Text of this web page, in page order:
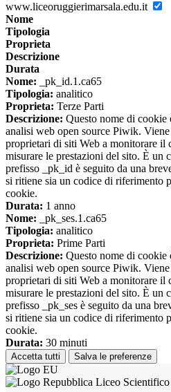
www.liceoruggierimarsala.edu.it
Nome
Tipologia
Proprieta
Descrizione
Durata
Nome: _pk_id.1.ca65
Tipologia: analitico
Proprieta: Terze Parti
Descrizione: Questo nome di cookie
analisi web open source Piwik.
proprietari di siti Web a monitorare il
misurare le prestazioni del sito. È un
prefisso _pk_id è seguito da una
si ritiene sia un codice di riferimento
cookie.
Durata: 1 anno
Nome: _pk_ses.1.ca65
Tipologia: analitico
Proprieta: Prime Parti
Descrizione: Questo nome di cookie
analisi web open source Piwik.
proprietari di siti Web a monitorare il
misurare le prestazioni del sito. È un
prefisso _pk_ses è seguito da una
si ritiene sia un codice di riferimento
cookie.
Durata: 30 minuti
Accetta tutti Salva le preferenze
Liceo Scientifico